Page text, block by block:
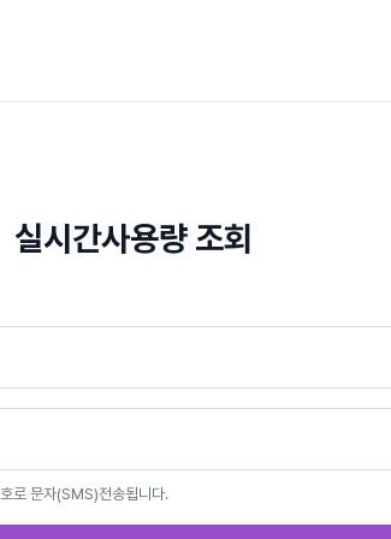
실시간사용량 조회
로 문자(SMS)전송됩니다.